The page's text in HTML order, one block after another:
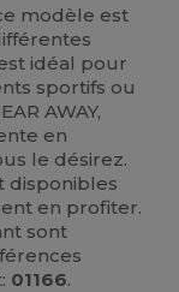
modèle est
idéal pour
sportifs ou
AWAY,
en
le désirez.
disponibles
en profiter.
sont
01166.